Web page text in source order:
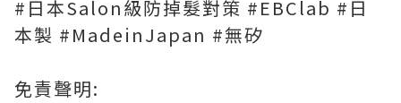
#日本Salon級防掉髮對策 #EBClab #日
本製 #MadeinJapan #無矽
免責聲明: